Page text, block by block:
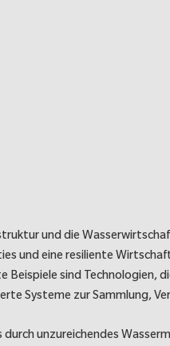
und die
und eine resiliente
sind
Systeme zur Sammlung,
durch unzureichendes